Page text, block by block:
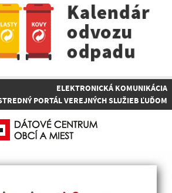
ELEKTRONICKÁ KOMUNIKÁCIA
PORTÁL VEREJNÝCH SLUŽIEB ĽUĎOM